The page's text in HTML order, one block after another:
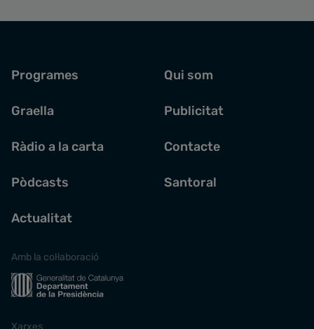
Programes
Graella
Ràdio a la carta
Pòdcasts
Actualitat
Qui som
Publicitat
Contacte
Santoral
Amb la col·laboració
Xarxes